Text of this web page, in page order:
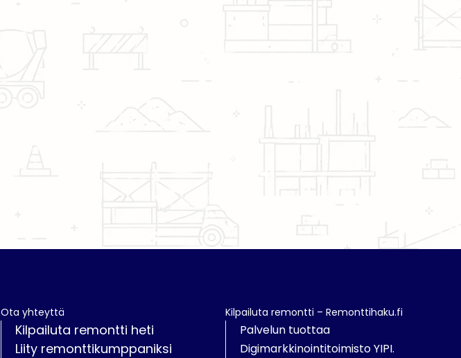
Ota yhteyttä
Kilpailuta remontti heti
Liity remonttikumppaniksi
Kilpailuta remontti – Remonttihaku.fi
Palvelun tuottaa
Digimarkkinointitoimisto YIPI.